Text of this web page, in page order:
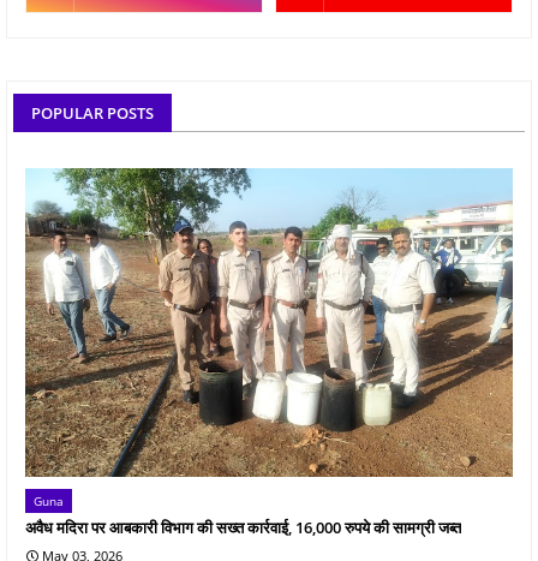
POPULAR POSTS
Guna
अवैध मदिरा पर आबकारी विभाग की सख्त कार्रवाई, 16,000 रुपये की सामग्री जब्त
May 03, 2026